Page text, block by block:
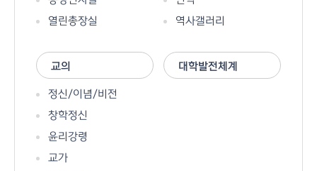
열린총장실
역사갤러리
교의
정신/이념/비전
창학정신
윤리강령
교가
대학발전체계